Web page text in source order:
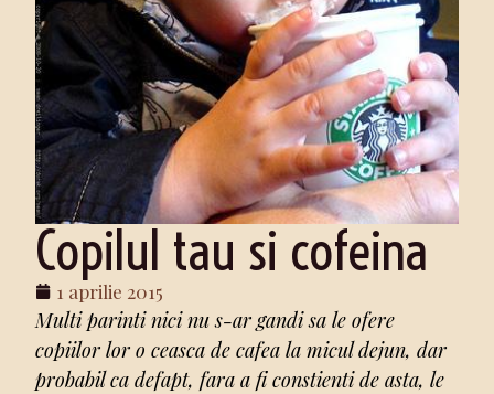
Copilul tau si cofeina
1 aprilie 2015
Multi parinti nici nu s-ar gandi sa le ofere
copiilor lor o ceasca de cafea la micul dejun, dar
probabil ca defapt, fara a fi constienti de asta, le